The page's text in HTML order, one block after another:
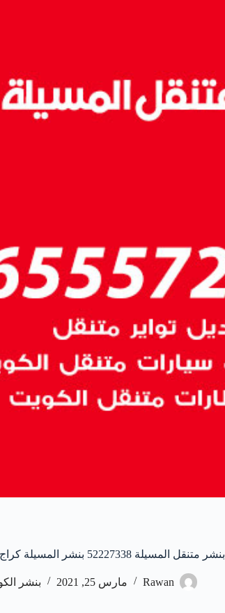
بنشر متنقل المسيلة 52227338 بنشر المسيلة كراج متنقل
Rawan مارس 25, 2021 بنشر